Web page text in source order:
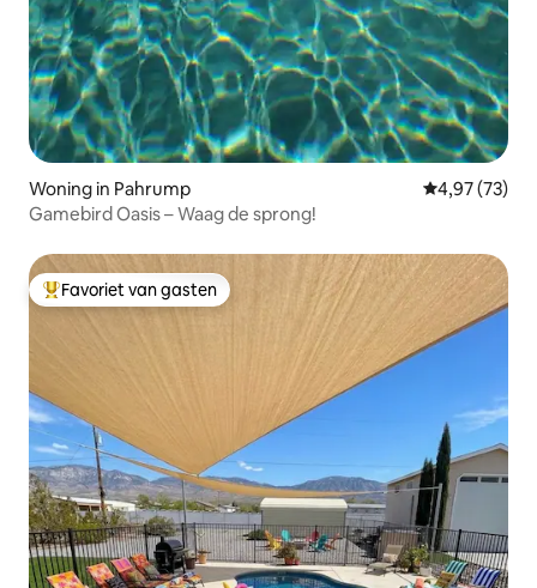
Woning in Pahrump Gemiddelde
4,97 (73)
Gamebird Oasis – Waag de sprong!
Topfavoriet van gasten
Favoriet van gasten